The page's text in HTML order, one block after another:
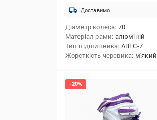
Доставимо
Діаметр колеса 70
Матеріал рами алюміній
Тип підшипника ABEC-7
Жорсткість черевика м'який